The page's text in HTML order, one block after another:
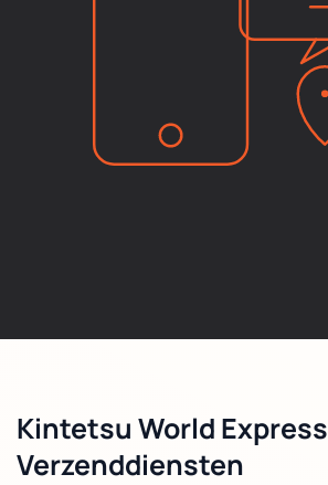
Kintetsu World Express
Verzenddiensten